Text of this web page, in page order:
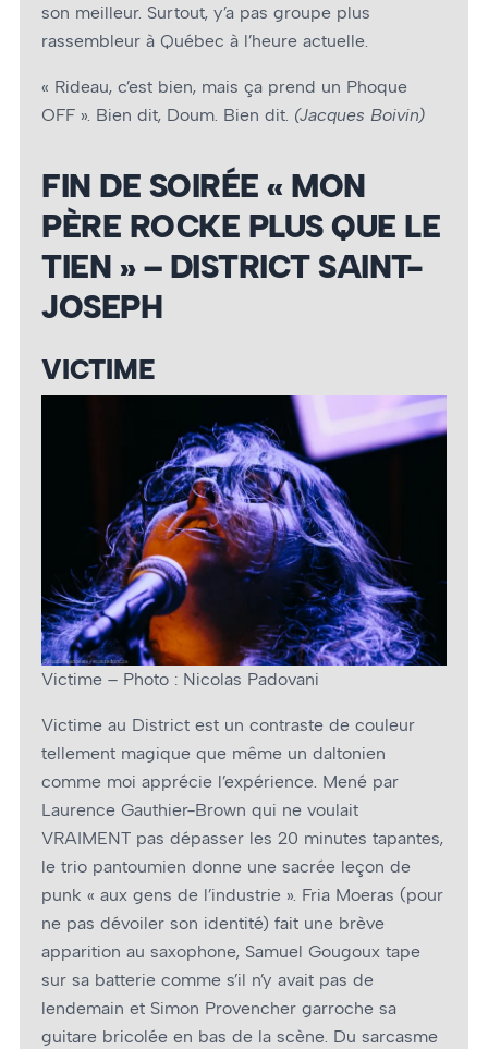
son meilleur. Surtout, y’a pas groupe plus
rassembleur à Québec à l’heure actuelle.
« Rideau, c’est bien, mais ça prend un Phoque
OFF ». Bien dit, Doum. Bien dit. (Jacques Boivin)
FIN DE SOIRÉE « MON
PÈRE ROCKE PLUS QUE LE
TIEN » – DISTRICT SAINT-
JOSEPH
VICTIME
Victime – Photo : Nicolas Padovani
Victime au District est un contraste de couleur
tellement magique que même un daltonien
comme moi apprécie l’expérience. Mené par
Laurence Gauthier-Brown qui ne voulait
VRAIMENT pas dépasser les 20 minutes tapantes,
le trio pantoumien donne une sacrée leçon de
punk « aux gens de l’industrie ». Fria Moeras (pour
ne pas dévoiler son identité) fait une brève
apparition au saxophone, Samuel Gougoux tape
sur sa batterie comme s’il n’y avait pas de
lendemain et Simon Provencher garroche sa
guitare bricolée en bas de la scène. Du sarcasme